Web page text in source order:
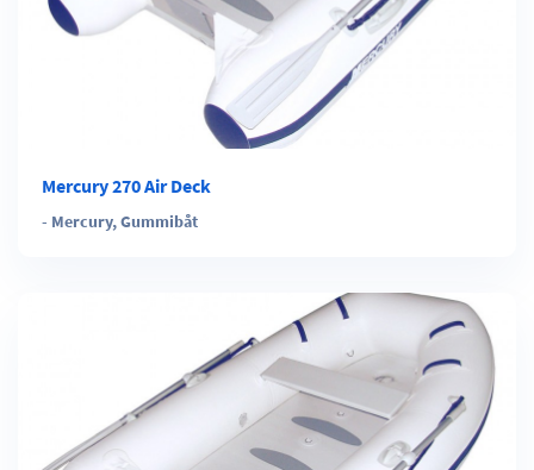
Mercury 270 Air Deck
- Mercury,Gummibåt